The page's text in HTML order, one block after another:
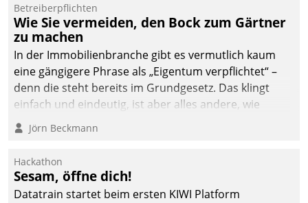
passende Fragen und
Schlagworte auswirft.
Eine intuitive
Dialogführung ermöglicht
dem externen
Serviceteam, Anrufe von
Mietenden zügiger und
effizienter zu bearbeiten.
Betreiberpflichten
Wie Sie vermeiden, den Bock zum Gärtner
zu machen
In der Immobilienbranche gibt es vermutlich kaum
eine gängigere Phrase als „Eigentum verpflichtet“ –
denn die steht bereits im Grundgesetz. Das klingt
einfach und eindeutig, ist aber alles andere, wie
Branchenbeschäftigte wissen. Denn mit der
Verantwortung folgen Verpflichtungen.
Jörn Beckmann
Hackathon
Sesam, öffne dich!
Datatrain startet beim ersten KIWI Platform